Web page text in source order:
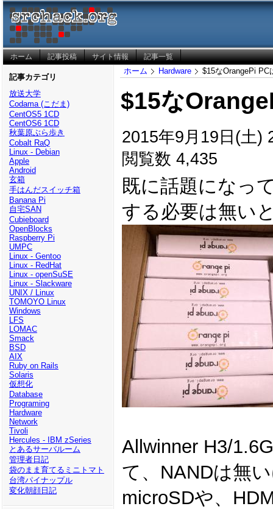
ホーム 記事投稿 サイト情報 記事一覧
記事カテゴリ
放送大学
Codama (こだま)
CentOS5 1CD
CentOS6 1CD
秋葉原ぶら歩き
Cobalt RaQ
Linux - Debian
Apple
Android
玄箱
手はんだスイッチ箱
Banana Pi
自宅SAN
Cubieboard
OpenBlocks
Raspberry Pi
UMPC
Linux - Gentoo
Linux - RedHat
Linux - openSuSE
Linux - Slackware
UNIX / Linux
TOMOYO Linux
Windows
LFS
LOMAC
Smack
BSD
AIX
Ruby on Rails
Solaris
仮想化
Database
Programing
Hardware
Network
Tivoli
Hercules - IBM zSeries
とあるサーバルーム
管理者日記
袋のまま育てるミニトマト
台湾パイナップル
変化朝顔日記
ホーム Hardware $15なOrangePi PC
$15な
2015年9月19日(土)
閲覧数 4,435
既に話題になっ
する必要は無い
Allwinner H3/
て、NANDは無
microSDや、